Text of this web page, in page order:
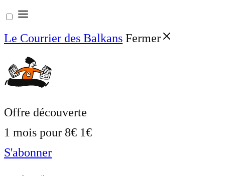
Aller
au
contenu
Le Courrier des Balkans Fermer
Offre découverte
1 mois pour 8€ 1€
S'abonner